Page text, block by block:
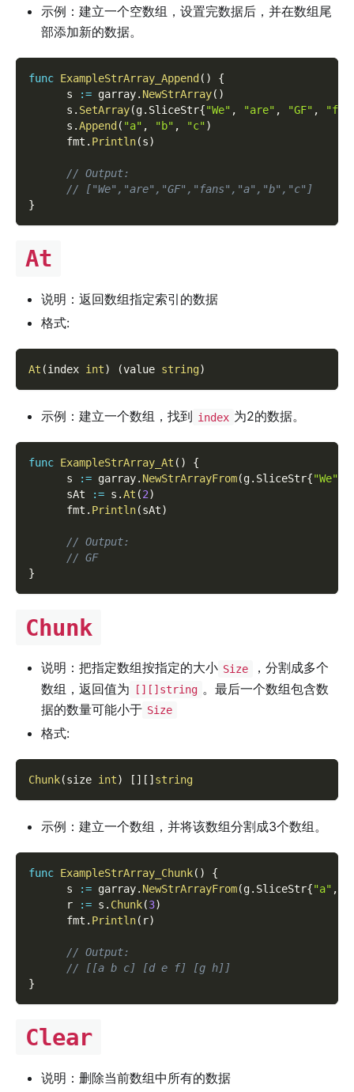
示例：建立一个空数组，设置完数据后，并在数组尾
部添加新的数据。
func ExampleStrArray_Append ( )
{
      s
:= garray. NewStrArray( )
      s
. SetArray(g. SliceStr{"We" , "are" , "GF" ,
      s
.Append ( "a" , "b" , "c")
      fmt
. Println(s)
// Output:
// ["We","are","GF","fans","a","b","c"]
}
At
说明：返回数组指定索引的数据
格式:
At (index int) (value string)
示例：建立一个数组，找到 index 为2的数据。
func ExampleStrArray_At ( )
{
      s
:= garray. NewStrArrayFrom(g. SliceStr{"We"
      sAt
:= s .At (2)
      fmt
. Println(sAt)
// Output:
// GF
}
Chunk
说明：把指定数组按指定的大小 Size
，分割成多个
数组，返回值为
[][]string 。最后一个数组包含数
据的数量可能小于 Size
格式:
Chunk(size int) [ ] [ ] string
示例：建立一个数组，并将该数组分割成3个数组。
func ExampleStrArray_Chunk( )
{
      s
:= garray. NewStrArrayFrom(g. SliceStr{"a" ,
      r
:= s . Chunk(3)
      fmt
. Println( r)
// Output:
// [[a b c] [d e f] [g h]]
}
Clear
说明：删除当前数组中所有的数据